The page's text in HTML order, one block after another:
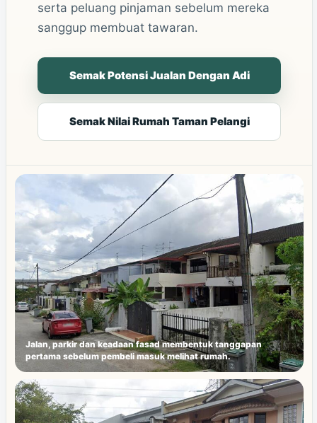
serta peluang pinjaman sebelum mereka
sanggup membuat tawaran.
Semak Potensi Jualan Dengan Adi
Semak Nilai Rumah Taman Pelangi
Jalan, parkir dan keadaan fasad membentuk tanggapan
pertama sebelum pembeli masuk melihat rumah.